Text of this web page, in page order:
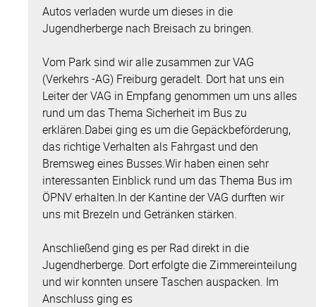
Autos verladen wurde um dieses in die
Jugendherberge nach Breisach zu bringen.
Vom Park sind wir alle zusammen zur VAG
(Verkehrs -AG) Freiburg geradelt. Dort hat uns ein
Leiter der VAG in Empfang genommen um uns alles
rund um das Thema Sicherheit im Bus zu
erklären.Dabei ging es um die Gepäckbeförderung,
das richtige Verhalten als Fahrgast und den
Bremsweg eines Busses.Wir haben einen sehr
interessanten Einblick rund um das Thema Bus im
ÖPNV erhalten.In der Kantine der VAG durften wir
uns mit Brezeln und Getränken stärken.
Anschließend ging es per Rad direkt in die
Jugendherberge. Dort erfolgte die Zimmereinteilung
und wir konnten unsere Taschen auspacken. Im
Anschluss ging es